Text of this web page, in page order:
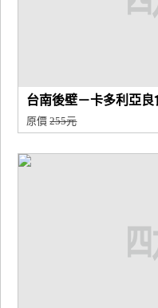
台南後壁－卡多利亞
原價255元